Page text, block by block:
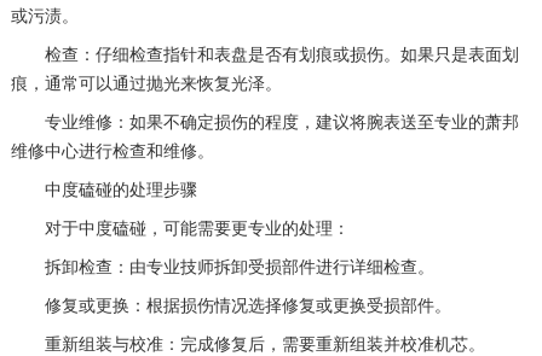
或污渍。
检查：仔细检查指针和表盘是否有划痕或损伤。如果只是表面划
痕，通常可以通过抛光来恢复光泽。
专业维修：如果不确定损伤的程度，建议将腕表送至专业的萧邦
维修中心进行检查和维修。
中度磕碰的处理步骤
对于中度磕碰，可能需要更专业的处理：
拆卸检查：由专业技师拆卸受损部件进行详细检查。
修复或更换：根据损伤情况选择修复或更换受损部件。
重新组装与校准：完成修复后，需要重新组装并校准机芯。